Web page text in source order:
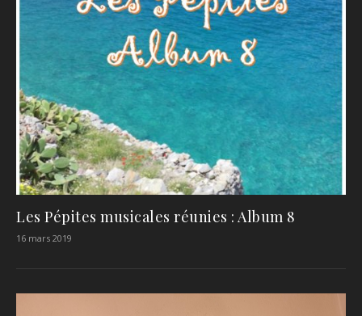
Les Pépites musicales réunies : Album 8
16 mars 2019